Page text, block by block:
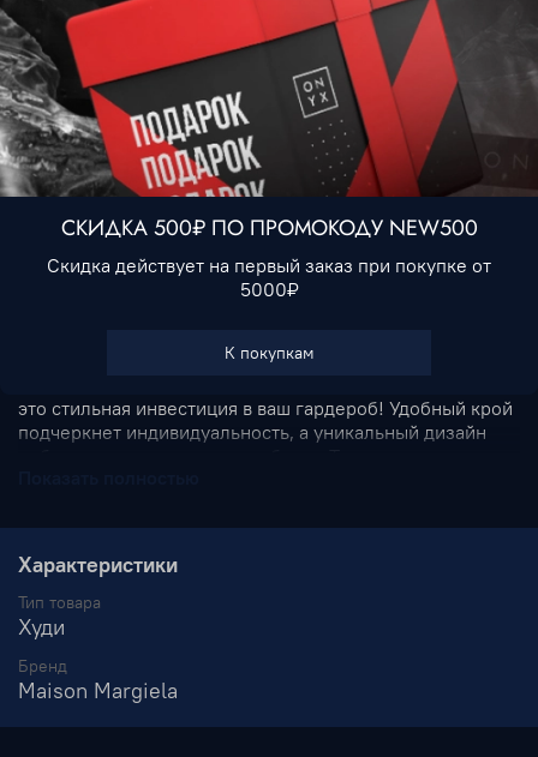
Размер
M
В корзину
Купить в 1 клик
В избранное
это стильная инвестиция в ваш гардероб! Удобный крой
подчеркнет индивидуальность, а уникальный дизайн
лука, который оценят настоящие ценители моды.
Сделайте правильный выбор — выберите
оригинальность и комфорт Маison Margiela уже
сегодня!
Характеристики
Тип товара
Худи
Бренд
Maison Margiela
СКИДКА 500₽ ПО ПРОМОКОДУ NEW500
Скидка действует на первый заказ при покупке от
5000₽
К покупкам